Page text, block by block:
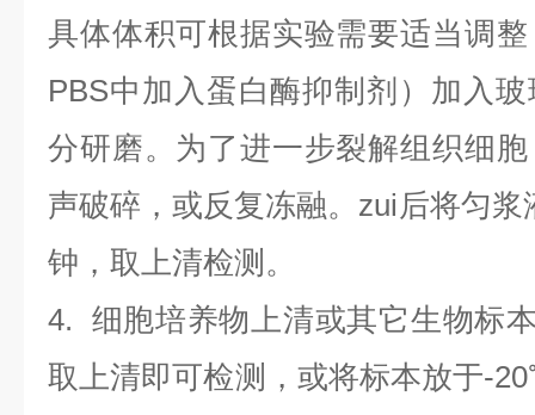
具体体积可根据实验需要适当调
PBS中加入蛋白酶抑制剂）加入
分研磨。为了进一步裂解组织细
声破碎，或反复冻融。zui后将匀浆
钟，取上清检测。
4. 细胞培养物上清或其它生物标
取上清即可检测，或将标本放于-